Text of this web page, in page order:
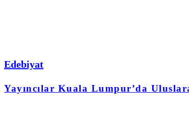
Edebiyat
Yayıncılar Kuala Lumpur’da